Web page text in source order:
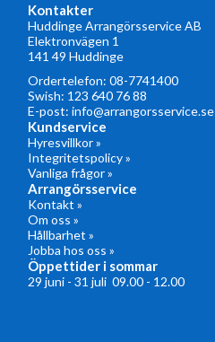
Kontakter
Huddinge Arrangörsservice AB
Elektronvägen 1
141 49 Huddinge
Ordertelefon: 08-7741400
Swish: 123 640 76 88
E-post: info@arrangorsservice.se
Kundservice
Hyresvillkor »
Integritetspolicy »
Vanliga frågor »
Arrangörsservice
Kontakt »
Om oss »
Hållbarhet »
Jobba hos oss »
Öppettider i sommar
29 juni - 31 juli 09.00 - 12.00